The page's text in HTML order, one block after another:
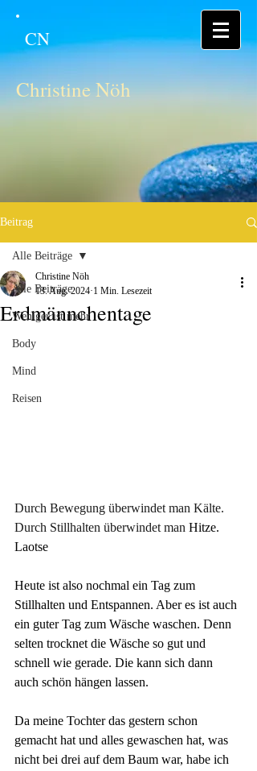
CN
Christine Nöh
Beitrag
Alle Beiträge
Weniger ist mehr
Body
Mind
Reisen
Alle Beiträge
Erdmännchentage
Christine Nöh
13. Aug. 2024 1 Min. Lesezeit
Durch Bewegung überwindet man Kälte.
Durch Stillhalten überwindet man Hitze.
Laotse
Heute ist also nochmal ein Tag zum
Stillhalten und Entspannen. Aber es ist auch
ein guter Tag zum Wäsche waschen. Denn
selten trocknet die Wäsche so gut und
schnell wie gerade. Die kann sich dann
auch schön hängen lassen.
Da meine Tochter das gestern schon
gemacht hat und alles gewaschen hat, was
nicht bei drei auf dem Baum war, habe ich